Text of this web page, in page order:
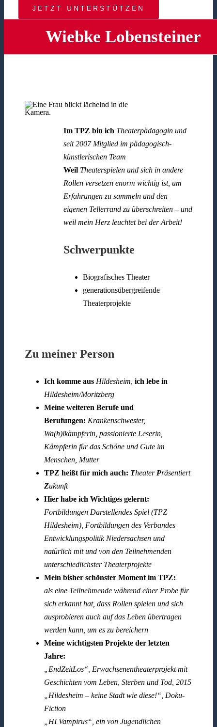
JETZT UNTERSTÜTZEN
Wiebke Lobensteiner
Im TPZ bin ich Theaterpädagogin und
seit 2007 Mitglied im pädagogisch-
künstlerischen Team
Weil Theaterspielen und sich in andere
Rollen versetzen enorm wichtig ist, um
Erfahrungen zu sammeln und den
eigenen Tellerrand zu überschreiten – und
weil mein Herz leuchtet bei der Arbeit!
Schwerpunkte
Biografisches Theater
generationsübergreifende
Theaterprojekte
Zu meiner Person
Ich komme aus Hildesheim, ich lebe in
Hildesheim/Moritzberg
Meine weiteren Berufe und
Berufungen: Krankenschwester,
Wa(h)lkämpferin, passionierte Leserin,
Kämpferin für das Schöne und Gute im
Menschen, Mutter
TPZ heißt für mich auch: Theater Präsentiert
Zukunft
Hier habe ich Wichtiges gelernt:
Fortbildungen Darstellendes Spiel (TPZ
Hildesheim), Fortbildungen des Verbandes
Entwicklungspolitik Niedersachsen und
natürlich mit und von den Teilnehmenden
unterschiedlichster Theaterprojekte
Mein bisher schönster Moment im TPZ:
als eine Teilnehmende während einer Probe für
sich erkannt hat, dass Rollen spielen und sich
ausprobieren auch auf das Leben übertragen
werden kann, um es zu bereichern
Meine wichtigsten Projekte der letzten
Jahre:
„EndZeitLos“, Erwachsenentheaterprojekt mit
Geschichten vom Leben, Sterben und Tod, 2015
„Hildesheim – keine Stadt wie diese!“, Doku-
Fiction
„HI Vampirus“, ein von Jugendlichen